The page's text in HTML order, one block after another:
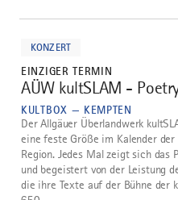
KONZERT
EINZIGER TERMIN
4
AÜW kultSLAM -
KULTBOX — KEMPTEN
Der Allgäuer Überlandwerk
eine feste Größe im Kalender
Region. Jedes Mal zeigt sich das
und begeistert von der Leistung
die ihre Texte auf der Bühne der